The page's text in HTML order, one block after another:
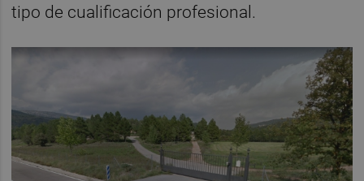
tipo de cualificación profesional.